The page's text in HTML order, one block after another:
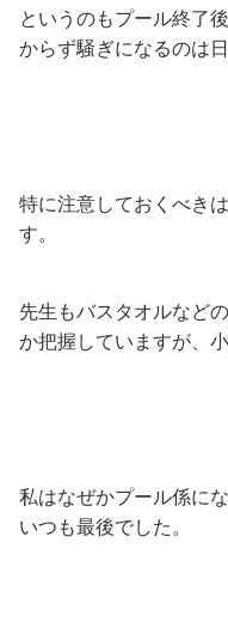
というのもプール終了
からず騒ぎになるのは
特に注意しておくべき
す。
先生もバスタオルなど
か把握していますが、
私はなぜかプール係に
いつも最後でした。